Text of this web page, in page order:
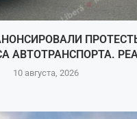
АВТОТРАНСПОРТА.
10 августа, 2026